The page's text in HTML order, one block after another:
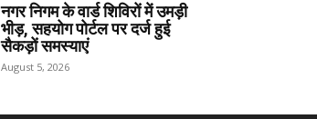
नगर निगम के वार्ड शिविरों में उमड़ी
भीड़, सहयोग पोर्टल पर दर्ज हुई
सैकड़ों समस्याएं
August 5, 2026